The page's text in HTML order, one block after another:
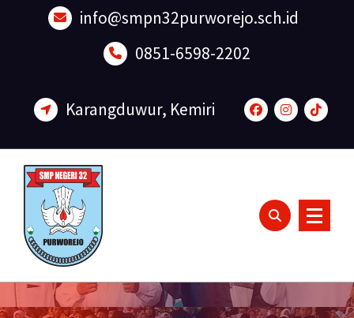
info@smpn32purworejo.sch.id
0851-6598-2202
Karangduwur, Kemiri